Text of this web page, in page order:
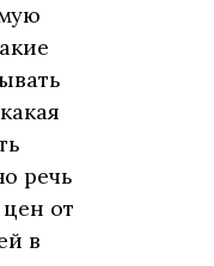
речь
от
в